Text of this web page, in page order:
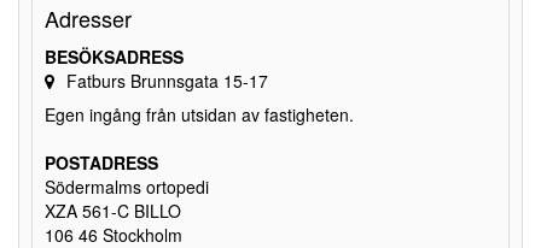
Adresser
BESÖKSADRESS
Fatburs Brunnsgata 15-17
Egen ingång från utsidan av fastigheten.
POSTADRESS
Södermalms ortopedi
XZA 561-C BILLO
106 46 Stockholm